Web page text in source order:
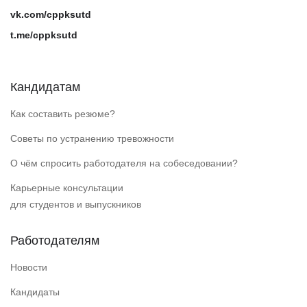
vk.com/cppksutd
t.me/cppksutd
Кандидатам
Как составить резюме?
Советы по устранению тревожности
О чём спросить работодателя на собеседовании?
Карьерные консультации
для студентов и выпускников
Работодателям
Новости
Кандидаты